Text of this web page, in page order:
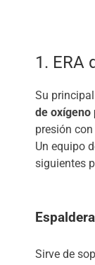
1. ERA
Su
de oxígeno
presión
Un equipo
siguientes
Espaldera
Sirve de